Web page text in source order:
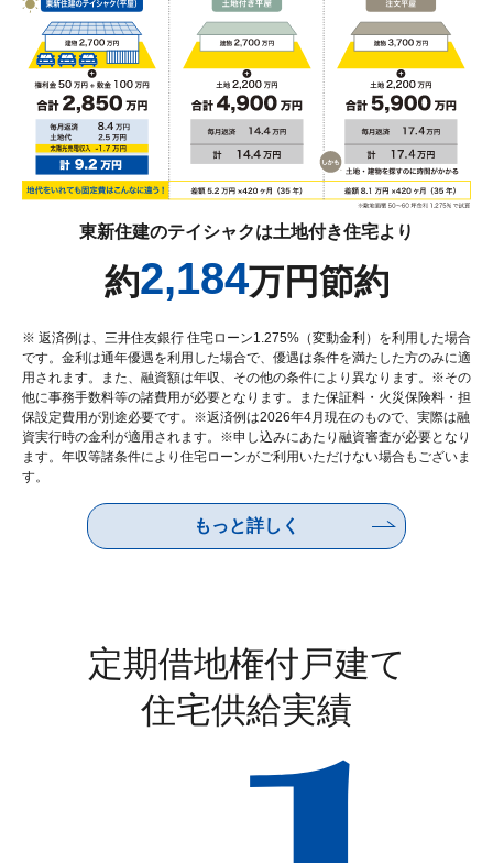
東新住建のテイシャクは土地付き住宅より
約2,184万円節約
※ 返済例は、三井住友銀行 住宅ローン1.275%（変動金利）を利用した場合
です。金利は通年優遇を利用した場合で、優遇は条件を満たした方のみに適
用されます。また、融資額は年収、その他の条件により異なります。※その
他に事務手数料等の諸費用が必要となります。また保証料・火災保険料・担
保設定費用が別途必要です。※返済例は2026年4月現在のもので、実際は融
資実行時の金利が適用されます。※申し込みにあたり融資審査が必要となり
ます。年収等諸条件により住宅ローンがご利用いただけない場合もございま
す。
もっと詳しく
定期借地権付戸建て
住宅供給実績